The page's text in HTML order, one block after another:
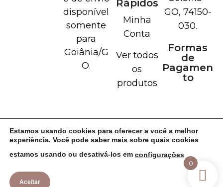
disponível
somente
para
Goiânia/G
O.
Rápidos
Minha
Conta
Ver todos
os
produtos
GO, 74150-
030.
Formas
de
Pagamen
to
Estamos usando cookies para oferecer a você a melhor
experiência. Você pode saber mais sobre quais cookies
estamos usando ou desativá-los em configurações
Aceitar
0